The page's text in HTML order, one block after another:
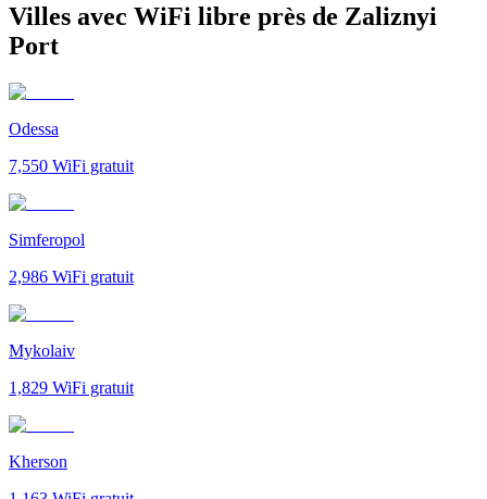
Villes avec WiFi libre près de Zaliznyi
Port
Odessa
7,550 WiFi gratuit
Simferopol
2,986 WiFi gratuit
Mykolaiv
1,829 WiFi gratuit
Kherson